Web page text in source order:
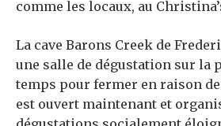
comme les locaux, au
La cave Barons Creek de
une salle de dégustation sur la
temps pour fermer en raison
est ouvert maintenant et